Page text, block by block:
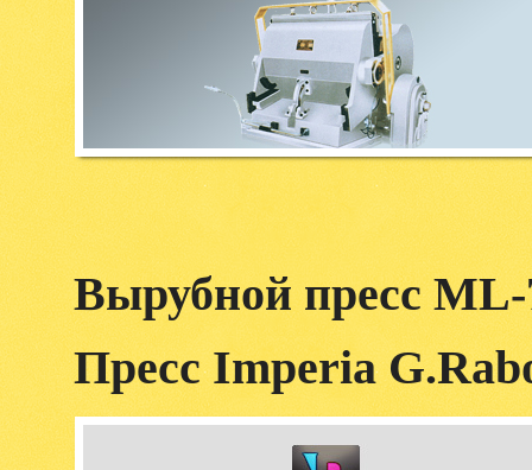
Вырубной пресс
Пресс Imperia